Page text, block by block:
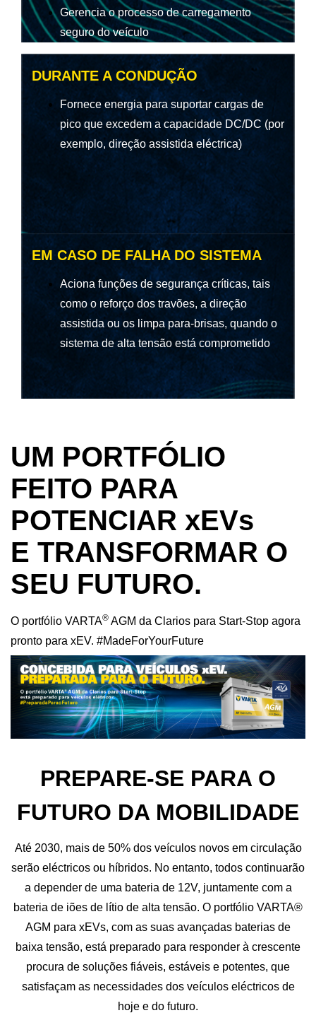
Gerencia o processo de carregamento
seguro do veículo
DURANTE A CONDUÇÃO
Fornece energia para suportar cargas de
pico que excedem a capacidade DC/DC (por
exemplo, direção assistida eléctrica)
EM CASO DE FALHA DO SISTEMA
Aciona funções de segurança críticas, tais
como o reforço dos travões, a direção
assistida ou os limpa para-brisas, quando o
sistema de alta tensão está comprometido
UM PORTFÓLIO
FEITO PARA
POTENCIAR xEVs
E TRANSFORMAR O
SEU FUTURO.
O portfólio VARTA® AGM da Clarios para Start-Stop agora
pronto para xEV. #MadeForYourFuture
PREPARE-SE PARA O
FUTURO DA MOBILIDADE
Até 2030, mais de 50% dos veículos novos em circulação
serão eléctricos ou híbridos. No entanto, todos continuarão
a depender de uma bateria de 12V, juntamente com a
bateria de iões de lítio de alta tensão. O portfólio VARTA®
AGM para xEVs, com as suas avançadas baterias de
baixa tensão, está preparado para responder à crescente
procura de soluções fiáveis, estáveis e potentes, que
satisfaçam as necessidades dos veículos eléctricos de
hoje e do futuro.